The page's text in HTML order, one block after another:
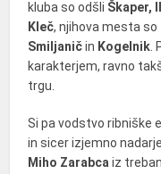
kluba so odšli Škaper,
Kleč, njihova mesta so
Smiljaničin Kogelnik
karakterjem, ravno
trgu.
Si pa vodstvo ribniške
in sicer izjemno
Miho Zarabca iz